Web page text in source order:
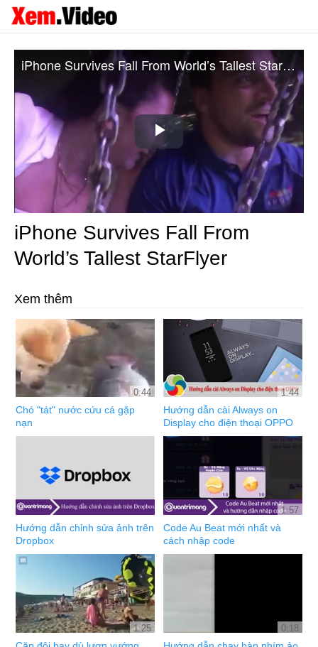
Play
Video
iPhone Survives Fall From World’s Tallest StarFlyer
iPhone Survives Fall From
World’s Tallest StarFlyer
Xem thêm
0:44
Chó "tát" nước cứu cá gặp
nạn
1:44
Hướng dẫn cài Always on
Display cho điện thoại OPPO
Hướng dẫn chỉnh sửa ảnh trên
Dropbox
1:57
Code Au Beat mới nhất và
cách nhập code
1:25 0:18